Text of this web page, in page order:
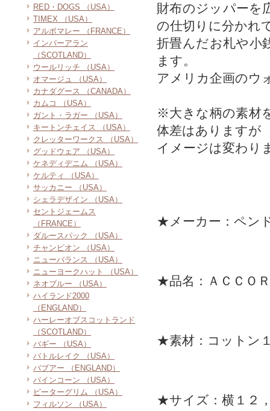
RED・DOGS （USA）
TIMEX （USA）
アルボマレー （FRANCE）
インバーアラン
（SCOTLAND）
ウールリッチ （USA）
オマージュ （USA）
カナダグース （CANADA）
カムコ （USA）
ガント・ラガー （USA）
キートンチェイス （USA）
クレッターワークス （USA）
グッドウェア （USA）
ケネディデニム （USA）
ケルティ （USA）
サッカニー （USA）
シェラデザイン （USA）
セントジェームス
（FRANCE）
ダルースパック （USA）
チャンピオン （USA）
ニューバランス （USA）
ニューヨークハット （USA）
ネオブルー （USA）
ハイランド2000
（ENGLAND）
ハーレーオブスコットランド
（SCOTLAND）
バギー （USA）
バトルレイク （USA）
バブアー （ENGLAND）
パインコーン （USA）
ピーターグリム （USA）
フィルソン （USA）
財布のジッパーを
の仕切りに分かれ
折畳んだお札や小
ます。
アメリカ企画のウ
※大きな柄の素材
体差はありますが
イメージは変わり
★メーカー：ペン
★品名：ＡＣＣＯ
★素材：コットン
★サイズ：横１２